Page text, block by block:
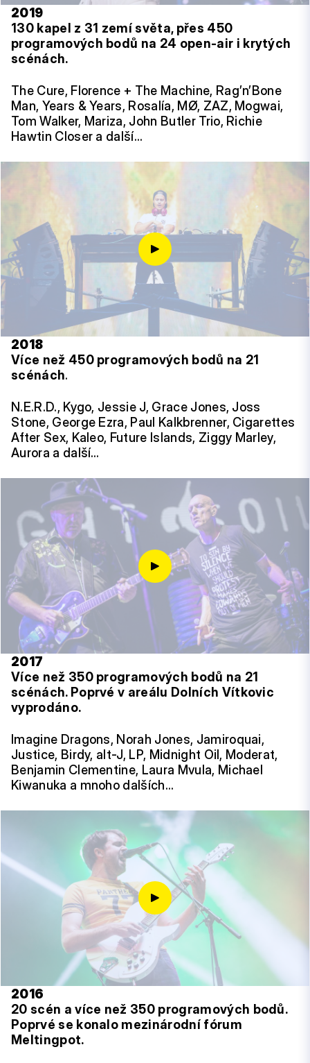
2019
130 kapel z 31 zemí světa, přes 450
programových bodů na 24 open-air i krytých
scénách.
The Cure, Florence + The Machine, Rag’n’Bone
Man, Years & Years, Rosalía, MØ, ZAZ, Mogwai,
Tom Walker, Mariza, John Butler Trio, Richie
Hawtin Closer a další…
2018
Více než 450 programových bodů na 21
scénách.
N.E.R.D., Kygo, Jessie J, Grace Jones, Joss
Stone, George Ezra, Paul Kalkbrenner, Cigarettes
After Sex, Kaleo, Future Islands, Ziggy Marley,
Aurora a další…
2017
Více než 350 programových bodů na 21
scénách. Poprvé v areálu Dolních Vítkovic
vyprodáno.
Imagine Dragons, Norah Jones, Jamiroquai,
Justice, Birdy, alt-J, LP, Midnight Oil, Moderat,
Benjamin Clementine, Laura Mvula, Michael
Kiwanuka a mnoho dalších…
2016
20 scén a více než 350 programových bodů.
Poprvé se konalo mezinárodní fórum
Meltingpot.